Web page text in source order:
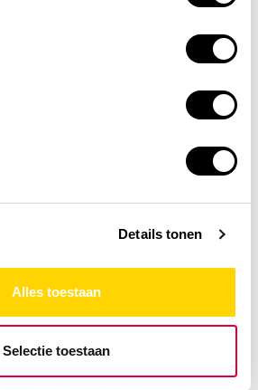
Details tonen
Alles toestaan
Selectie toestaan